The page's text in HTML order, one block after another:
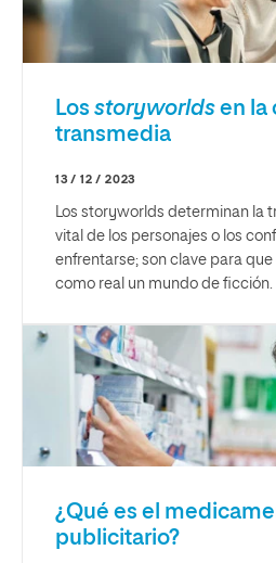
Los storyworldsen la
transmedia
13 / 12 / 2023
Los storyworlds determinan la
vital de los personajes o los
enfrentarse; son clave para
como real un mundo de ficción.
¿Qué es el
publicitario?